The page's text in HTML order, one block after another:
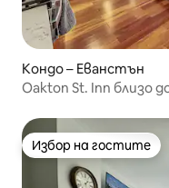
Кондо – Еванстън
Oakton St. Inn близо
Избор на гостите
Избор на гостите